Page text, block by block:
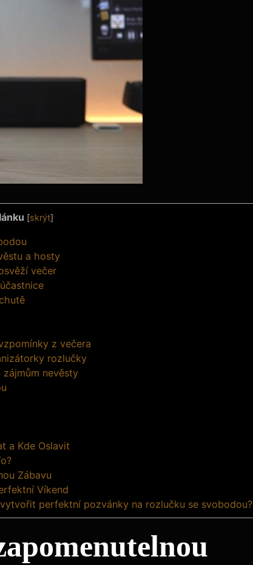
[skrýt]
⁤a hosty
večer
z večera
rozlučky
nevěsty
a Kde Oslavit
Zábavu
Víkend
perfektní pozvánky na rozlučku se svobodou?